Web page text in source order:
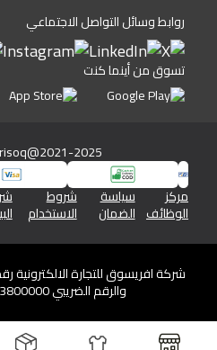
روابط وسائل التواصل الاجتماعي
تسوق من أينما كنت
2025
مركز
الوظائف
سياسة
الضمان
شروط
الاستخدام
والرقم الضريبي 19613350026613800000